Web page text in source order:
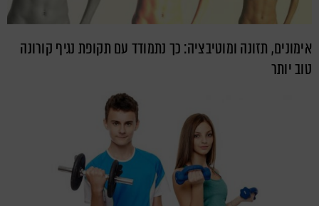
אימונים, תזונה ומוטיבציה: כך נתמודד עם תקופת נגיף קורונה
טוב יותר